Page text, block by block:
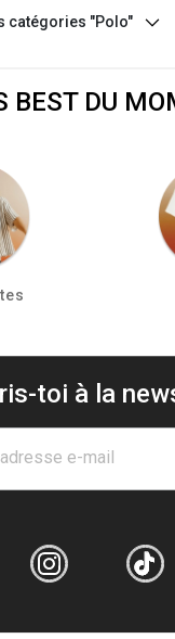
catégories "Polo"
BEST DU
toi à la
e-mail